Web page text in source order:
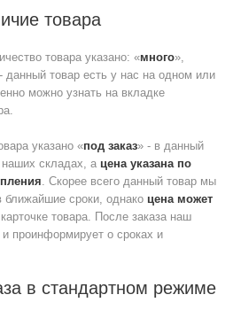
товара
товара указано: «много»,
данный товар есть у нас на одном или
можно узнать на вкладке
указано «под заказ» - в данный
наших складах, а цена указана по
. Скорее всего данный товар мы
ближайшие сроки, однако цена может
товара. После заказа наш
проинформирует о сроках и
в стандартном режиме